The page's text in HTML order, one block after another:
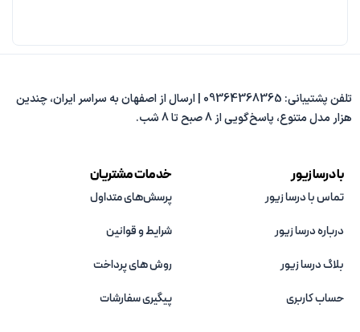
تلفن پشتیبانی: 09364368365 | ارسال از اصفهان به سراسر ایران، چندین
هزار مدل متنوع، پاسخ‌گویی از 8 صبح تا 8 شب.
با درسا زیور
تماس با درسا زیور
درباره درسا زیور
بلاگ درسا زیور
حساب کاربری
خدمات مشتریان
پرسش‌های متداول
شرایط و قوانین
روش های پرداخت
پیگیری سفارشات